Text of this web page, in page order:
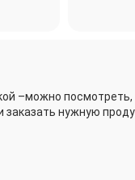
–можно посмотреть,
заказать нужную